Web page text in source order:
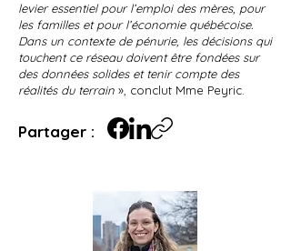
levier essentiel pour l’emploi des mères, pour
les familles et pour l’économie québécoise.
Dans un contexte de pénurie, les décisions qui
touchent ce réseau doivent être fondées sur
des données solides et tenir compte des
réalités du terrain », conclut Mme Peyric.
Partager :